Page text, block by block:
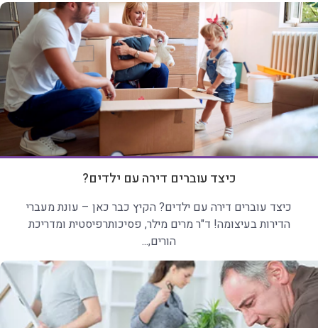
כיצד עוברים דירה עם ילדים?
כיצד עוברים דירה עם ילדים? הקיץ כבר כאן – עונת מעברי
הדירות בעיצומה! ד"ר מרים מילר, פסיכותרפיסטית ומדריכת
הורים,...